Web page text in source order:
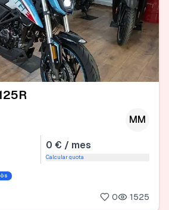
MM
0 € / mes
Calcular quota
0 1525